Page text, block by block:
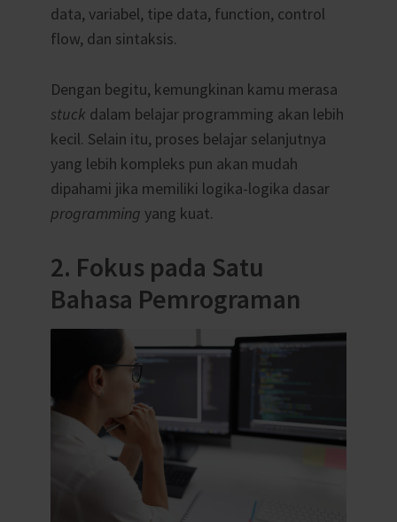
data, variabel, tipe data, function, control
flow, dan sintaksis.
Dengan begitu, kemungkinan kamu merasa
stuck dalam belajar programming akan lebih
kecil. Selain itu, proses belajar selanjutnya
yang lebih kompleks pun akan mudah
dipahami jika memiliki logika-logika dasar
programming yang kuat.
2. Fokus pada Satu
Bahasa Pemrograman